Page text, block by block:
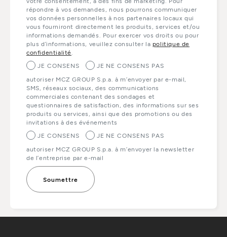
répondre à vos demandes, nous pourrons communiquer
vos données personnelles à nos partenaires locaux qui
vous fourniront directement les produits, services et/ou
informations demandés. Pour exercer vos droits ou pour
plus d’informations, veuillez consulter la politique de
confidentialité
JE CONSENS
JE NE CONSENS PAS
autoriser MCZ GROUP S.p.a. à m’envoyer par e-mail,
SMS, réseaux sociaux, des communications
commerciales contenant des sondages et
questionnaires de satisfaction, des informations sur ses
produits ou services, ainsi que des promotions ou des
invitations à des événements
JE CONSENS
JE NE CONSENS PAS
autoriser MCZ GROUP S.p.a. à m’envoyer la newsletter
de l’entreprise par e-mail